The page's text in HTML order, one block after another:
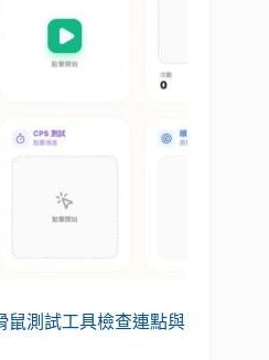
鼠測試工具檢查連點與